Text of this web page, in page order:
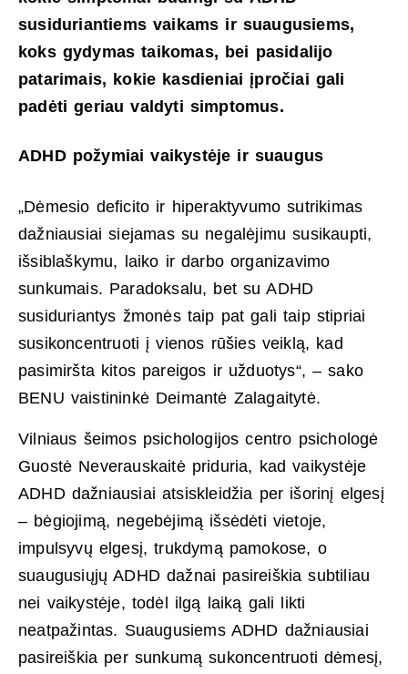
susiduriantiems vaikams ir suaugusiems,
koks gydymas taikomas, bei pasidalijo
patarimais, kokie kasdieniai įpročiai gali
padėti geriau valdyti simptomus.
ADHD požymiai vaikystėje ir suaugus
„Dėmesio deficito ir hiperaktyvumo sutrikimas
dažniausiai siejamas su negalėjimu susikaupti,
išsiblaškymu, laiko ir darbo organizavimo
sunkumais. Paradoksalu, bet su ADHD
susiduriantys žmonės taip pat gali taip stipriai
susikoncentruoti į vienos rūšies veiklą, kad
pasimiršta kitos pareigos ir užduotys“, – sako
BENU vaistininkė Deimantė Zalagaitytė.
Vilniaus šeimos psichologijos centro psichologė
Guostė Neverauskaitė priduria, kad vaikystėje
ADHD dažniausiai atsiskleidžia per išorinį elgesį
– bėgiojimą, negebėjimą išsėdėti vietoje,
impulsyvų elgesį, trukdymą pamokose, o
suaugusiųjų ADHD dažnai pasireiškia subtiliau
nei vaikystėje, todėl ilgą laiką gali likti
neatpažintas. Suaugusiems ADHD dažniausiai
pasireiškia per sunkumą sukoncentruoti dėmesį,